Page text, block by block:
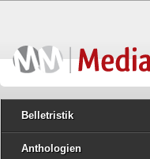
Belletristik
Anthologien